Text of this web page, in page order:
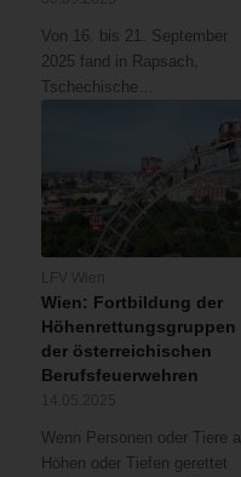
Von 16. bis 21. September
2025 fand in Rapsach,
Tschechische…
Wien: Fortbildung der
Höhenrettungsgruppen
der österreichischen
Berufsfeuerwehren
Wenn Personen oder Tiere
Höhen oder Tiefen gerettet